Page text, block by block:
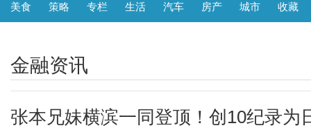
美食
策略 专栏 生活 汽车 房产 城市 收藏
金融资讯
张本兄妹横滨一同登顶！创10纪录为